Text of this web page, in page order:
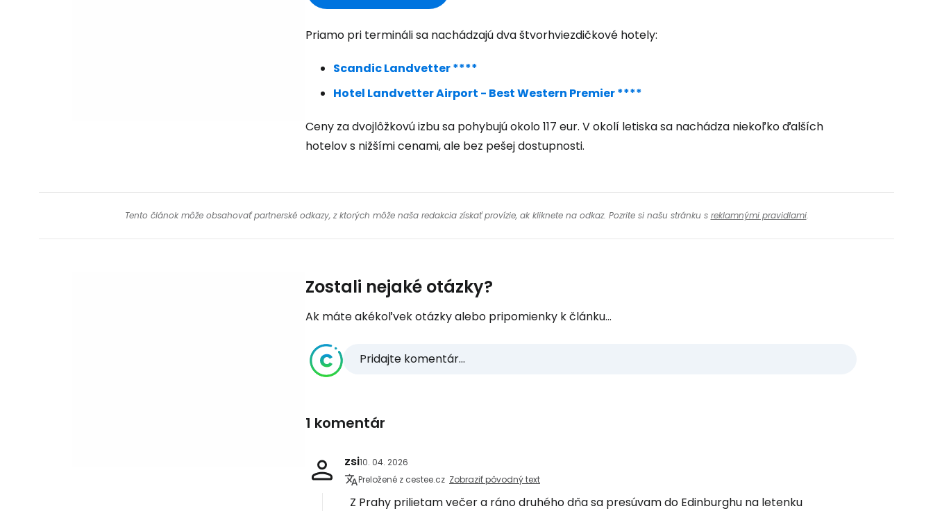
Priamo pri termináli sa nachádzajú dva štvorhviezdičkové hotely:
Scandic Landvetter ****
Hotel Landvetter Airport - Best Western Premier ****
Ceny za dvojlôžkovú izbu sa pohybujú okolo 117 eur. V okolí letiska sa nachádza niekoľko ďalších
hotelov s nižšími cenami, ale bez pešej dostupnosti.
Tento článok môže obsahovať partnerské odkazy, z ktorých môže naša redakcia získať provízie, ak kliknete na odkaz. Pozrite si našu stránku s reklamnými pravidlami.
Zostali nejaké otázky?
Ak máte akékoľvek otázky alebo pripomienky k článku...
Pridajte komentár...
1 komentár
zsi10. 04. 2026
Preložené z cestee.cz Zobraziť pôvodný text
Z Prahy prilietam večer a ráno druhého dňa sa presúvam do Edinburghu na letenku
Prihláste sa do služby
Cestee
... celosvetovej komunity cestovateľov